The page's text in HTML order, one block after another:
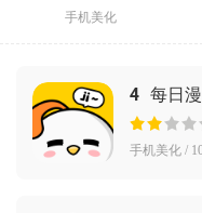
手机美化
4 每日
手机美化 /